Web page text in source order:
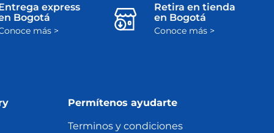
express
Bogotá
más >
Retira en tienda
en Bogotá
Conoce más >
Permítenos ayudarte
Terminos y condiciones